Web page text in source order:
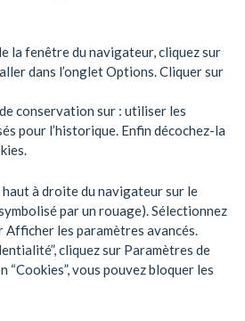
la fenêtre du navigateur, cliquez sur
dans l’onglet Options. Cliquer sur
conservation sur : utiliser les
pour l’historique. Enfin décochez-la
haut à droite du navigateur sur le
par un rouage). Sélectionnez
Afficher les paramètres avancés.
cliquez sur Paramètres de
“Cookies”, vous pouvez bloquer les